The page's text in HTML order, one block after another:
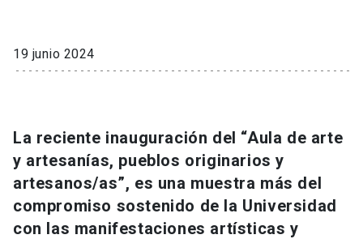
Investigación
Extensión
Vinculación
Universidad
19 junio 2024
La reciente inauguración del “Aula de arte
y artesanías, pueblos originarios y
artesanos/as”, es una muestra más del
compromiso sostenido de la Universidad
con las manifestaciones artísticas y